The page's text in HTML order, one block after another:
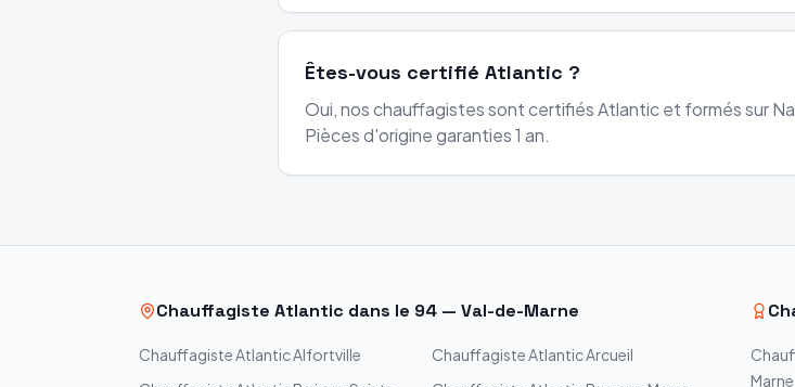
Êtes-vous certifié Atlantic ?
Oui, nos chauffagistes sont certifiés Atlantic et formés sur
Pièces d'origine garanties 1 an.
Chauffagiste Atlantic dans le 94 — Val-de-Marne
ChauffagisteAtlanticAlfortville ChauffagisteAtlanticArcueil
Marne